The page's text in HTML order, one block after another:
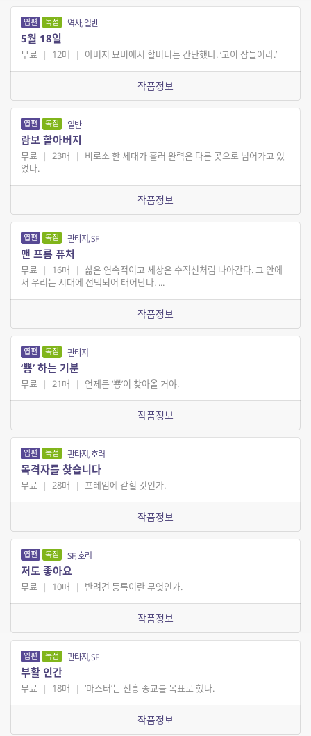
엽편 독점 역사, 일반
5월 18일
무료 | 12매 | 아버지 묘비에서 할머니는 간단했다. ‘고이 잠들어라.’
작품정보
엽편 독점 일반
람보 할아버지
무료 | 23매 |
비로소 한 세대가 흘러 완력은 다른 곳으로 넘어가고 있
었다.
작품정보
엽편 독점 판타지, SF
맨 프롬 퓨처
무료 | 16매 |
삶은 연속적이고 세상은 수직선처럼 나아간다. 그 안에
서 우리는 시대에 선택되어 태어난다. ...
작품정보
엽편 독점 판타지
‘뿅’ 하는 기분
무료 | 21매 | 언제든 ‘뿅’이 찾아올 거야.
작품정보
엽편 독점 판타지, 호러
목격자를 찾습니다
무료 | 28매 | 프레임에 갇힐 것인가.
작품정보
엽편 독점 SF, 호러
저도 좋아요
무료 | 10매 | 반려견 등록이란 무엇인가.
작품정보
엽편 독점 판타지, SF
부활 인간
무료 | 18매 | ‘마스터’는 신흥 종교를 목표로 했다.
작품정보